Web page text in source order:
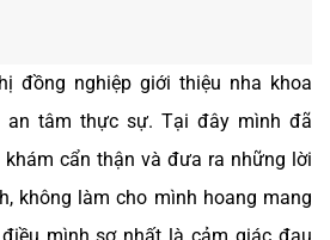
đồng nghiệp giới thiệu nha khoa
an tâm thực sự. Tại đây mình đã
cẩn thận và đưa ra những lời
không làm cho mình hoang mang